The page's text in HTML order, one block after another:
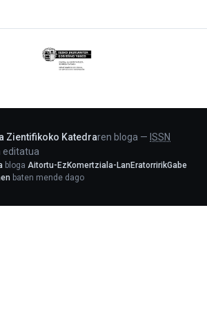
Eusko
Jaurlaritza
Zientifikoko Katedraren bloga — ISSN
editatua
bloga Aitortu-EzKomertziala-LanEratorririkGabe
baten mende dago